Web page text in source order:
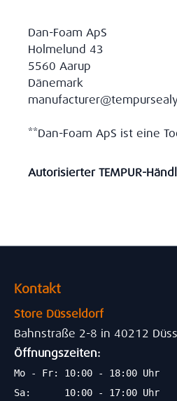
Dan-Foam ApS
Holmelund 43
5560 Aarup
Dänemark
**Dan-Foam ApS ist eine
Autorisierter TEMPUR-
Kontakt
Store Düsseldorf
Bahnstraße 2-8 in 40212
Öffnungszeiten:
Mo - Fr: 10:00 - 18:00 Uhr
Sa: 10:00 - 17:00 Uhr